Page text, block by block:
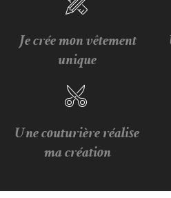
Je crée mon vêtement
unique
Une couturière réalise
ma création